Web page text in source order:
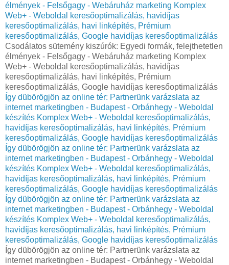
élmények - Felsőgagy - Webáruház marketing Komplex
Web+ - Weboldal keresőoptimalizálás, havidíjas
keresőoptimalizálás, havi linképítés, Prémium
keresőoptimalizálás, Google havidíjas keresőoptimalizálás
Csodálatos sütemény kiszúrók: Egyedi formák, felejthetetlen
élmények - Felsőgagy - Webáruház marketing Komplex
Web+ - Weboldal keresőoptimalizálás, havidíjas
keresőoptimalizálás, havi linképítés, Prémium
keresőoptimalizálás, Google havidíjas keresőoptimalizálás
Így dübörögjön az online tér: Partnerünk varázslata az
internet marketingben - Budapest - Orbánhegy - Weboldal
készítés Komplex Web+ - Weboldal keresőoptimalizálás,
havidíjas keresőoptimalizálás, havi linképítés, Prémium
keresőoptimalizálás, Google havidíjas keresőoptimalizálás
Így dübörögjön az online tér: Partnerünk varázslata az
internet marketingben - Budapest - Orbánhegy - Weboldal
készítés Komplex Web+ - Weboldal keresőoptimalizálás,
havidíjas keresőoptimalizálás, havi linképítés, Prémium
keresőoptimalizálás, Google havidíjas keresőoptimalizálás
Így dübörögjön az online tér: Partnerünk varázslata az
internet marketingben - Budapest - Orbánhegy - Weboldal
készítés Komplex Web+ - Weboldal keresőoptimalizálás,
havidíjas keresőoptimalizálás, havi linképítés, Prémium
keresőoptimalizálás, Google havidíjas keresőoptimalizálás
Így dübörögjön az online tér: Partnerünk varázslata az
internet marketingben - Budapest - Orbánhegy - Weboldal